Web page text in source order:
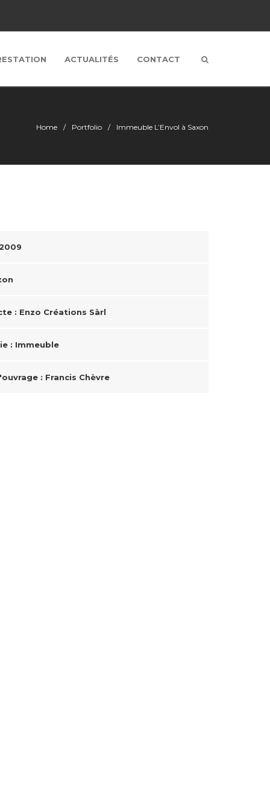
ACTUALITÉS CONTACT
Home Portfolio Immeuble L’Envol à Saxon
: Enzo Créations Sàrl
: Immeuble
: Francis Chèvre